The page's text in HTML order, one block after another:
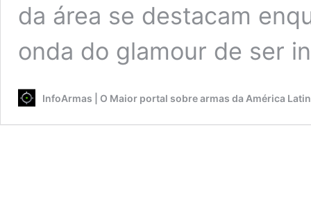
da área se destacam
onda do glamour de ser
InfoArmas | O Maior portal sobre armas da América